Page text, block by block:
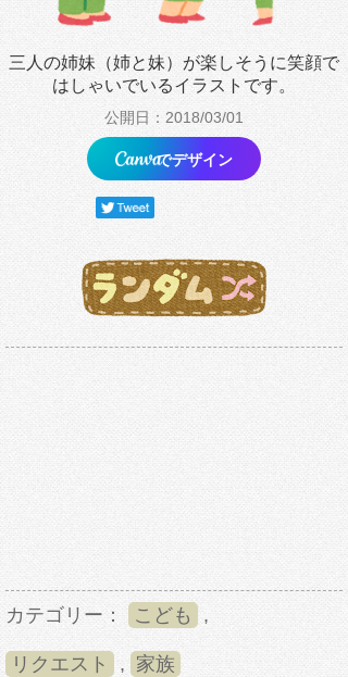
三人の姉妹（姉と妹）が楽しそうに笑顔で
はしゃいでいるイラストです。
公開日：2018/03/01
でデザイン
カテゴリー： こども ,
リクエスト , 家族